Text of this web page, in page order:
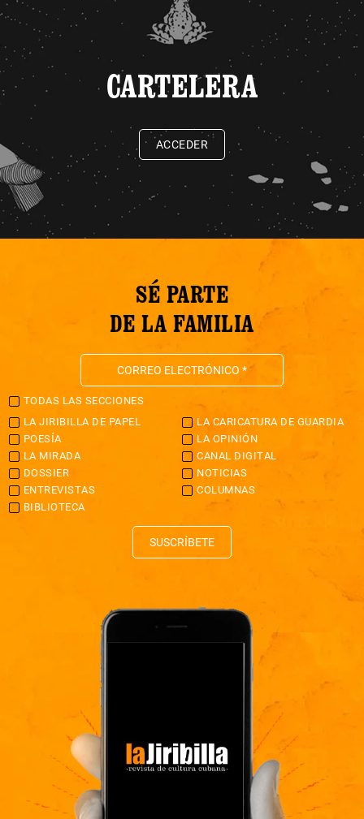
CARTELERA
ACCEDER
SÉ PARTE
DE LA FAMILIA
TODAS LAS SECCIONES
LA JIRIBILLA DE PAPEL
LA CARICATURA DE GUARDIA
POESÍA
LA OPINIÓN
LA MIRADA
CANAL DIGITAL
DOSSIER
NOTICIAS
ENTREVISTAS
COLUMNAS
BIBLIOTECA
SUSCRÍBETE